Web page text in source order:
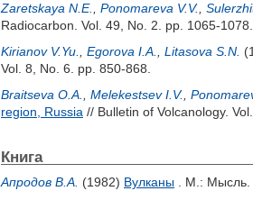
Zaretskaya N.E.
Ponomareva V.V.
Radiocarbon. Vol. 49, No. 2. pp. 1065-1078.
Kirianov V.Yu.
Egorova I.A. Litasova S.N.
Vol. 8, No. 6. pp. 850-868.
Braitseva O.A.
Melekestsev I.V.
region, Russia // Bulletin of Volcanology.
Книга
Апродов В.А. (1982) Вулканы . М.: Мысль.